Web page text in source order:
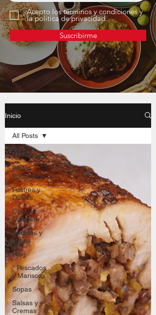
Acepto los términos y condiciones y
la política de privacidad.
Suscribirme
Inicio
All Posts
Platos
Populares
Postres y
Dulces
Comida
Callejera
Bebidas y
Jugos
Blog
* Pescados
y Mariscos
Sopas
Salsas y
Cremas
All Posts